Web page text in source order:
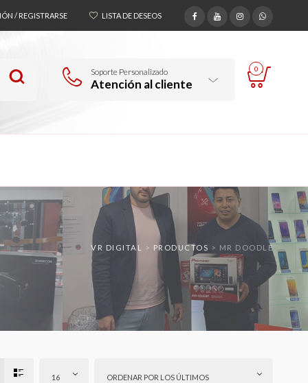
/ REGISTRARSE LISTA DE DESEOS
Soporte Personalizado
Atención al cliente
0
VR DIGITAL > PRODUCTOS > MR DOODLE
16 ORDENAR POR LOS ÚLTIMOS